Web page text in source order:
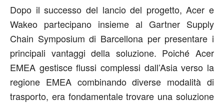
Dopo il successo del lancio del progetto, Acer e
Wakeo partecipano insieme al Gartner Supply
Chain Symposium di Barcellona per presentare i
principali vantaggi della soluzione. Poiché Acer
EMEA gestisce flussi complessi dall’Asia verso la
regione EMEA combinando diverse modalità di
trasporto, era fondamentale trovare una soluzione